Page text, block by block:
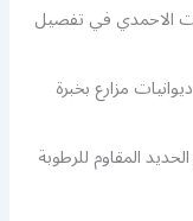
الاحمدي في تفصيل
مزارع بخبرة
المقاوم للرطوبة